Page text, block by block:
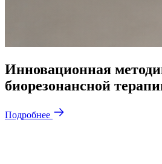
Инновационная
биорезонансной
Подробнее